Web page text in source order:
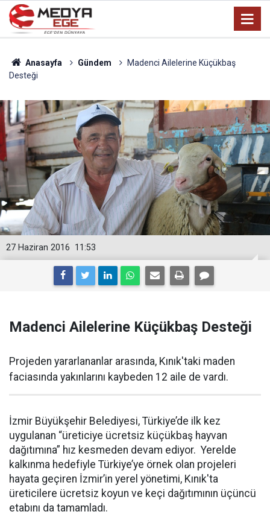
Anasayfa Gündem
Madenci Ailelerine Küçükbaş
Desteği
11:53
27 Haziran 2016
Madenci Ailelerine Küçükbaş Desteği
Projeden yararlananlar arasında, Kınık'taki maden
faciasında yakınlarını kaybeden 12 aile de vardı.
İzmir Büyükşehir Belediyesi, Türkiye’de ilk kez
uygulanan “üreticiye ücretsiz küçükbaş hayvan
dağıtımına” hız kesmeden devam ediyor. Yerelde
kalkınma hedefiyle Türkiye’ye örnek olan projeleri
hayata geçiren İzmir’in yerel yönetimi, Kınık'ta
üreticilere ücretsiz koyun ve keçi dağıtımının üçüncü
etabını da tamamladı.